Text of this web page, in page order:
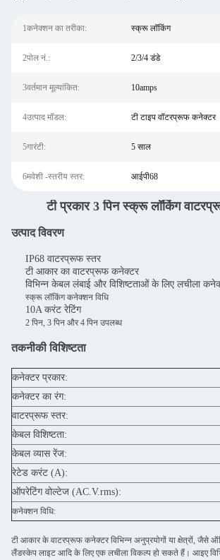
1कनेक्शन का तरीका: स्क्रू लॉकिंग
2पोल नं.: 2/3/4 डंडे
3वर्तमान मूल्यांकित: 10amps
4उत्पाद मॉडल: टी टाइप वॉटरप्रूफ कनेक्टर
5गारंटी: 5 साल
6मवेशी -स्तरीय स्तर: आईपी68
टी प्रकार 3 पिन स्क्रू लॉकिंग
उत्पाद विवरण
IP68 वाटरप्रूफ स्तर
टी आकार का वाटरप्रूफ कनेक्टर
विभिन्न केबल लंबाई और विशिष्टताओं के लिए लचीला
स्क्रू लॉकिंग कनेक्शन विधि
10A करंट रेटिंग
2 पिन, 3 पिन और 4 पिन उपलब्ध
तकनीकी विशिष्टता
कनेक्टर प्रकार:
कनेक्टर का रंग:
वाटरप्रूफ स्तर:
केबल विशिष्टता:
केबल व्यास रेंज:
रेटेड करंट (A):
ऑपरेटिंग वोल्टेज (AC.V.rms):
कनेक्शन विधि:
टी आकार के वाटरप्रूफ कनेक्टर विभिन्न अनुप्रयोगों या क्षेत्रों, जैसे
लैंडस्केप लाइट आदि के लिए एक लचीला विकल्प हो सकते हैं। आइए